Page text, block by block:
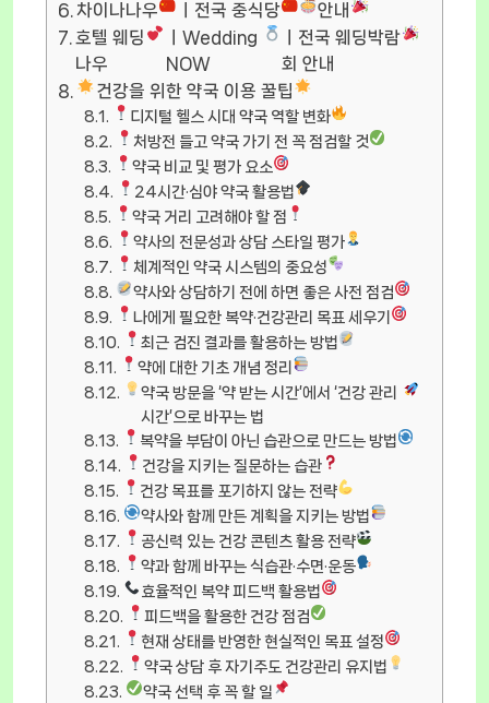
차이나나우
ㅣ전국 중식당
안내
호텔 웨딩
나우
ㅣWedding
NOW
ㅣ전국 웨딩박람
회 안내
건강을 위한 약국 이용 꿀팁
디지털 헬스 시대 약국 역할 변화
처방전 들고 약국 가기 전 꼭 점검할 것
약국 비교 및 평가 요소
24시간·심야 약국 활용법
약국 거리 고려해야 할 점
약사의 전문성과 상담 스타일 평가
체계적인 약국 시스템의 중요성
약사와 상담하기 전에 하면 좋은 사전 점검
나에게 필요한 복약·건강관리 목표 세우기
최근 검진 결과를 활용하는 방법
약에 대한 기초 개념 정리
약국 방문을 ‘약 받는 시간’에서 ‘건강 관리
시간’으로 바꾸는 법
복약을 부담이 아닌 습관으로 만드는 방법
건강을 지키는 질문하는 습관
건강 목표를 포기하지 않는 전략
약사와 함께 만든 계획을 지키는 방법
공신력 있는 건강 콘텐츠 활용 전략
약과 함께 바꾸는 식습관·수면·운동
효율적인 복약 피드백 활용법
피드백을 활용한 건강 점검
현재 상태를 반영한 현실적인 목표 설정
약국 상담 후 자기주도 건강관리 유지법
약국 선택 후 꼭 할 일